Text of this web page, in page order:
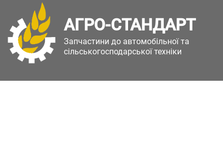
АГРО-СТАНДАРТ
Запчастини до автомобільної та
сільськогосподарської техніки